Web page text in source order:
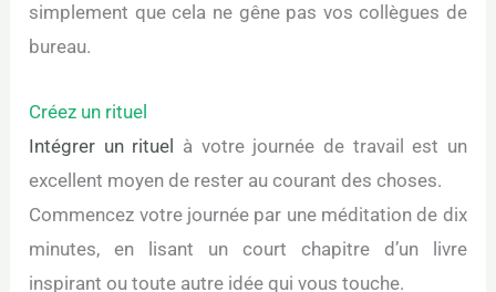
simplement que cela ne gêne pas vos collègues de
bureau.
Créez un rituel
Intégrer un rituel à votre journée de travail est un
excellent moyen de rester au courant des choses.
Commencez votre journée par une méditation de dix
minutes, en lisant un court chapitre d’un livre
inspirant ou toute autre idée qui vous touche.